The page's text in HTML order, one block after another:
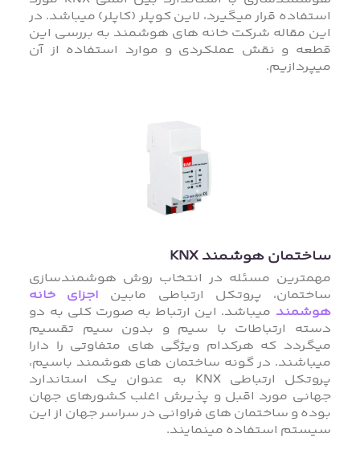
استفاده قرار میگیرد، لاین کوپلر (کاپلر) میباشد. در
این مقاله شرکت خانه های هوشمند به بررسی این
قطعه و نقش عملکردی و موارد استفاده از آن
میپردازیم.
ساختمان هوشمند KNX
مهمترین مسئله در انتخاب روش هوشمندسازی
ساختمان، پروتکل ارتباطی مابین اجزای خانه
هوشمند میباشد. این ارتباط به صورت کلی به دو
دسته ارتباطات با سیم و بدون سیم تقسیم
میگردد که هرکدام ویژگی های متفاوتی را دارا
میباشند. در گونه ساختمان های هوشمند باسیم،
پروتکل ارتباطی KNX به عنوان یک استاندارد
جهانی مورد اقبل و پذیرش اغلب کشورهای جهان
بوده و ساختمان های فراوانی در سراسر جهان از این
سیستم استفاده مینمایند.